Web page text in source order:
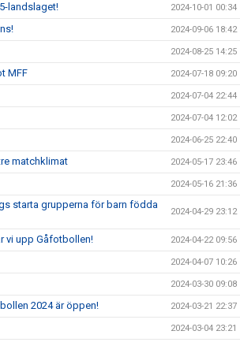
landslaget! 2024-10-01 00:34
2024-09-06 18:42
2024-08-25 14:25
MFF 2024-07-18 09:20
2024-07-04 22:44
2024-07-04 12:02
2024-06-25 22:40
matchklimat 2024-05-17 23:46
2024-05-16 21:36
starta grupperna för barn födda
2024-04-29 23:12
vi upp Gåfotbollen! 2024-04-22 09:56
2024-04-07 10:26
2024-03-30 09:08
2024 är öppen! 2024-03-21 22:37
2024-03-04 23:21